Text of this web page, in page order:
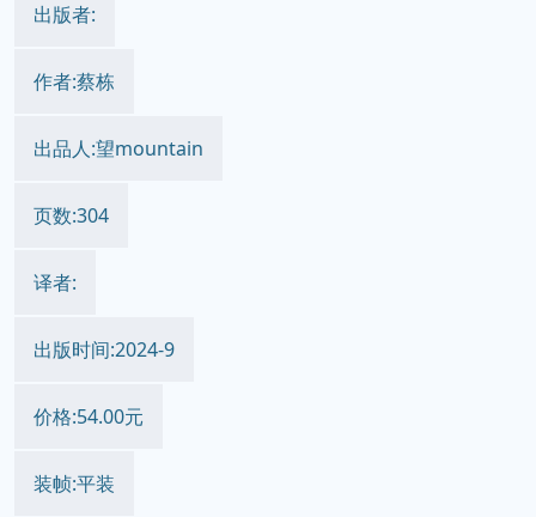
出版者:
作者:蔡栋
出品人:望mountain
页数:304
译者:
出版时间:2024-9
价格:54.00元
装帧:平装